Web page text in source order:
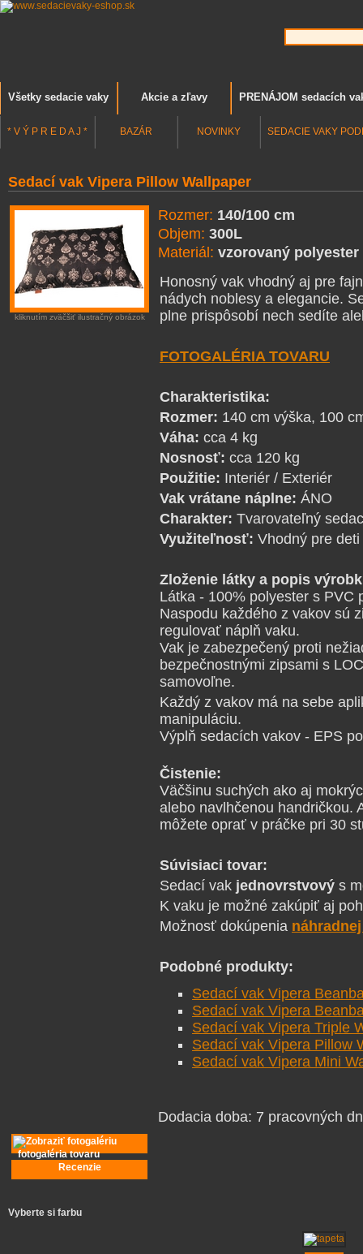
Všetky sedacie vaky Akcie a zľavy PRENÁJOM sedacích
* V Ý P R E D A J * BAZÁR NOVINKY SEDACIE VAKY
Sedací vak Vipera Pillow Wallpaper
kliknutím zväčšiť ilustračný obrázok
Rozmer: 140/100 cm
Objem: 300L
Materiál: vzorovaný polyester
Honosný vak vhodný aj pre
nádych noblesy a elegancie.
plne prispôsobí nech sedíte
FOTOGALÉRIA TOVARU
Charakteristika:
Rozmer: 140 cm výška, 100
Váha: cca 4 kg
Nosnosť: cca 120 kg
Použitie: Interiér / Exteriér
Vak vrátane náplne: ÁNO
Charakter: Tvarovateľný
Využiteľnosť: Vhodný pre
Zloženie látky a popis
Látka - 100% polyester s PVC
Naspodu každého z vakov sú
regulovať náplň vaku.
Vak je zabezpečený proti
bezpečnostnými zipsami s
samovoľne.
Každý z vakov má na sebe
manipuláciu.
Výplň sedacích vakov - EPS
Čistenie:
Väčšinu suchých ako aj
alebo navlhčenou handričkou.
môžete oprať v práčke pri 30
Súvisiaci tovar:
Sedací vak jednovrstvový s
K vaku je možné zakúpiť aj
Možnosť dokúpenia
Podobné produkty:
Sedací vak Vipera
Sedací vak Vipera
Sedací vak Vipera Triple
Sedací vak Vipera Pillow
Sedací vak Vipera Mini
Dodacia doba: 7 pracovných
fotogaléria tovaru
Recenzie
Vyberte si farbu